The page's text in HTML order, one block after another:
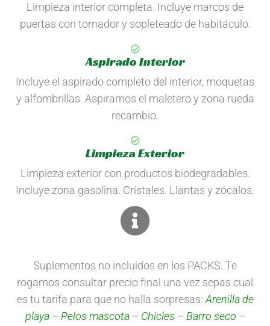
Limpieza interior completa. Incluye marcos de
puertas con tornador y sopleteado de habitáculo.
Aspirado Interior
Incluye el aspirado completo del interior, moquetas
y alfombrillas. Aspiramos el maletero y zona rueda
recambio.
Limpieza Exterior
Limpieza exterior con productos biodegradables.
Incluye zona gasolina. Cristales. Llantas y zócalos.
Suplementos no incluidos en los PACKS. Te
rogamos consultar precio final una vez sepas cual
es tu tarifa para que no halla sorpresas: Arenilla de
playa – Pelos mascota – Chicles – Barro seco –